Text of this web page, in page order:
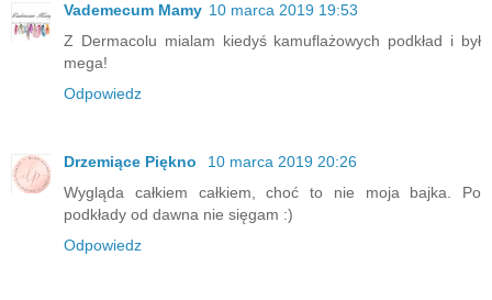
Vademecum Mamy 10 marca 2019 19:53
Z Dermacolu mialam kiedyś kamuflażowych podkład i był
mega!
Odpowiedz
Drzemiące Piękno
10 marca 2019 20:26
Wygląda całkiem całkiem, choć to nie moja bajka. Po
podkłady od dawna nie sięgam :)
Odpowiedz